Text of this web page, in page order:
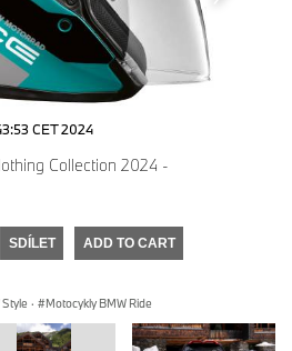
CET 2024
Collection 2024 -
SDÍLET ADD TO CART
· Motocykly BMW Ride